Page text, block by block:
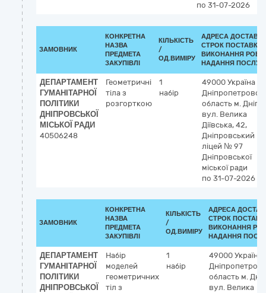
по 31-07-2026
ЗАМОВНИК
КОНКРЕТНА
НАЗВА
ПРЕДМЕТА
ЗАКУПІВЛІ
КІЛЬКІСТЬ
/
ОД.ВИМІРУ
АДРЕСА
СТРОК ПОСТАВКИ/
ВИКОНАННЯ
НАДАННЯ ПОСЛУГ:
ДЕПАРТАМЕНТ
ГУМАНІТАРНОЇ
ПОЛІТИКИ
ДНІПРОВСЬКОЇ
МІСЬКОЇ РАДИ
40506248
Геометричні
тіла з
розгорткою
1
набір
49000 Україна
область м.
вул. Велика
Діївська, 42,
Дніпровський
ліцей № 97
Дніпровської
міської ради
по 31-07-2026
ЗАМОВНИК
КОНКРЕТНА
НАЗВА
ПРЕДМЕТА
ЗАКУПІВЛІ
КІЛЬКІСТЬ
/
ОД.ВИМІРУ
АДРЕСА
СТРОК
ВИКОНАННЯ
НАДАННЯ
ДЕПАРТАМЕНТ
ГУМАНІТАРНОЇ
ПОЛІТИКИ
ДНІПРОВСЬКОЇ
Набір
моделей
геометричних
тіл з
1
набір
49000 Україна
область м.
вул. Велика